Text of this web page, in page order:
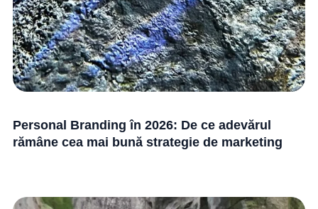
Personal Branding în 2026: De ce adevărul
rămâne cea mai bună strategie de marketing